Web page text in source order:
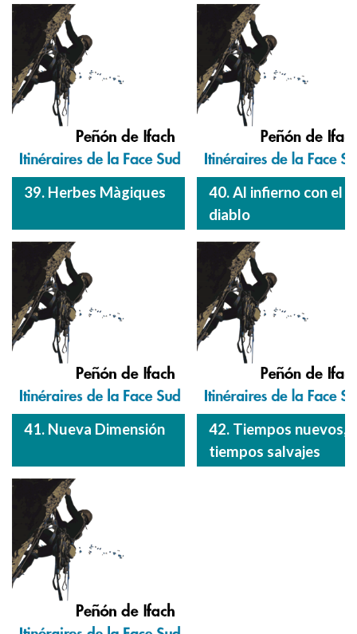
39. Herbes Màgiques
40. Al infierno con el
diablo
41. Nueva Dimensión
42. Tiempos nuevos,
tiempos salvajes